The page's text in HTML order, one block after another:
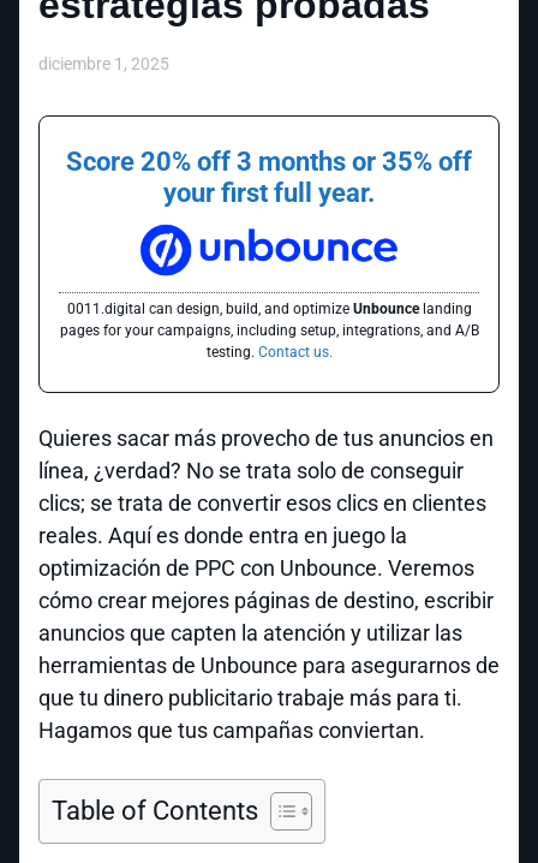
diciembre 1, 2025
Score 20% off 3 months or 35% off
your first full year.
0011.digital can design, build, and optimize Unbouncelanding
pages for your campaigns, including setup, integrations, and A/B
testing. Contact us.
Quieres sacar más provecho de tus anuncios en
línea, ¿verdad? No se trata solo de conseguir
clics; se trata de convertir esos clics en clientes
reales. Aquí es donde entra en juego la
optimización de PPC con Unbounce. Veremos
cómo crear mejores páginas de destino, escribir
anuncios que capten la atención y utilizar las
herramientas de Unbounce para asegurarnos de
que tu dinero publicitario trabaje más para ti.
Hagamos que tus campañas conviertan.
Table of Contents